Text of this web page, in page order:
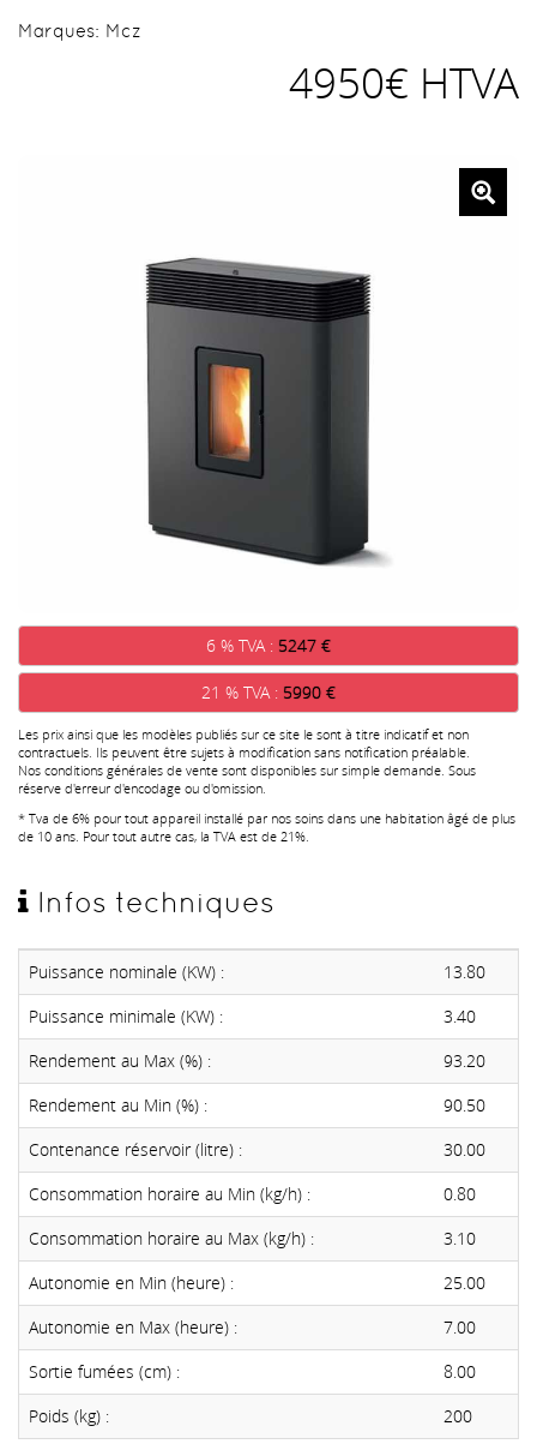
Marques: Mcz
4950€ HTVA
6 % TVA : 5247 €
21 % TVA : 5990 €
Les prix ainsi que les modèles publiés sur ce site le sont à titre indicatif et non
contractuels. Ils peuvent être sujets à modification sans notification préalable.
Nos conditions générales de vente sont disponibles sur simple demande. Sous
réserve d'erreur d'encodage ou d'omission.
* Tva de 6% pour tout appareil installé par nos soins dans une habitation âgé de plus
de 10 ans. Pour tout autre cas, la TVA est de 21%.
Infos techniques
Puissance nominale (KW) :
13.80
Puissance minimale (KW) :
3.40
Rendement au Max (%) :
93.20
Rendement au Min (%) :
90.50
Contenance réservoir (litre) :
30.00
Consommation horaire au Min (kg/h) :
0.80
Consommation horaire au Max (kg/h) :
3.10
Autonomie en Min (heure) :
25.00
Autonomie en Max (heure) :
7.00
Sortie fumées (cm) :
8.00
Poids (kg) :
200